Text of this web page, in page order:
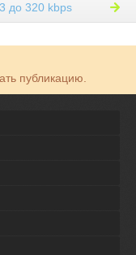
до 320 kbps
публикацию.